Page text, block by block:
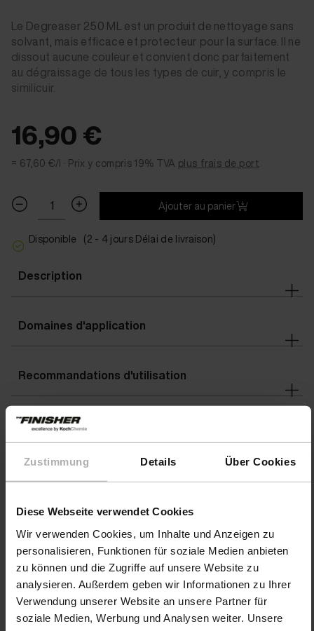
Zustimmung Details Über Cookies
Diese Webseite verwendet Cookies
Wir verwenden Cookies, um Inhalte und Anzeigen zu
personalisieren, Funktionen für soziale Medien anbieten
zu können und die Zugriffe auf unsere Website zu
analysieren. Außerdem geben wir Informationen zu Ihrer
Verwendung unserer Website an unsere Partner für
soziale Medien, Werbung und Analysen weiter. Unsere
Le Degreaser 250 ML est un produit de nettoyage sans
solvant, mais efficace et protecteur pour la surface. Il ne
dissout aucune couleur et convient donc parfaitement
au dégraissage de tous les types de cuir, y compris le
similicuir.
16,90 €
= 67,60 €/l · Prix y compris 19% TVA plus frais de port
Ajouter au panier
Disponible (2 - 4 jours Délai de livraison)
Description
Domaines d'application
Recommandations d'utilisation
Avertissements